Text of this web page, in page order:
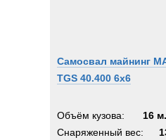
Самосвал майнинг
TGS 40.400 6x6
Объём кузова:
16
Снаряженный вес: